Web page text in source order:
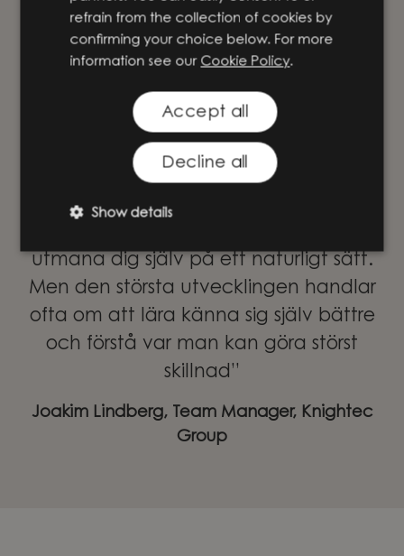
“Konsultrollen ger dig möjlighet att
utmana dig själv på ett naturligt sätt.
Men den största utvecklingen handlar
ofta om att lära känna sig själv bättre
och förstå var man kan göra störst
skillnad”
Joakim Lindberg, Team Manager, Knightec
Group
refrain from the collection of cookies by
confirming your choice below. For more
information see our Cookie Policy.
Accept all
Decline all
Show details